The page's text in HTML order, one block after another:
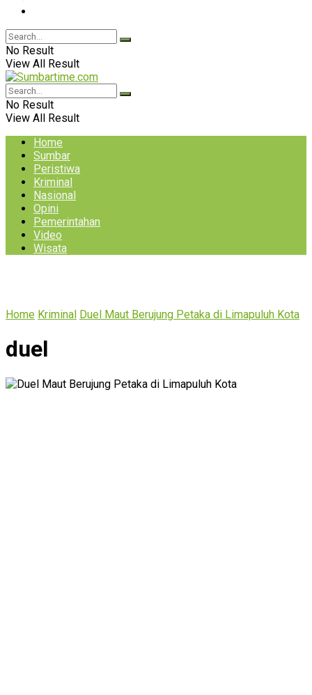
No Result
View All Result
No Result
View All Result
Home
Sumbar
Peristiwa
Kriminal
Nasional
Opini
Pemerintahan
Video
Wisata
Home Kriminal Duel Maut Berujung Petaka di Limapuluh Kota
duel